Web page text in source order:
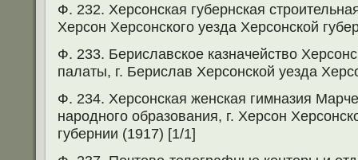
Ф. 232. Херсонская губернская
Херсон Херсонского уезда Херсонской
Ф. 233. Бериславское казначейство
палаты, г. Берислав Херсонской уезда
Ф. 234. Херсонская женская гимназия
народного образования, г. Херсон
губернии (1917) [1/1]